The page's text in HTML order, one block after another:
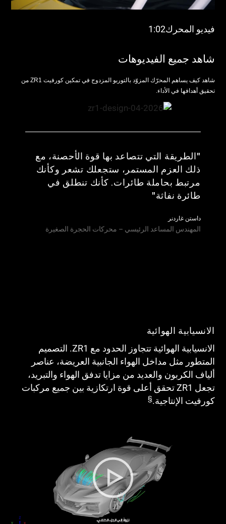
فيديو المحرك1:02
شاهد جميع الفيديوهات
شاهد كيف يساهم المحرّك المزوّد بالتوربو المزدوج في تمكين كورفيت ZR1 من
تحقيق أهدافها في الأداء.
"الطريقة التي تتصاعد بها قوة الأحصنة، مع
ذلك العزم المستمر، ستجعلك تشعر وكأنك
مرتبط بحاملة طائرات. كأنك تنطلق في
طائرة نفاثة"
داستن غاردنر
المهندس المساعد الرئيسي – محركات الحجرة الصغيرة
الانسيابية الهوائية
الانسيابية الهوائية تتجاوز الحدود مع ZR1. التصميم
المتطور مثل مداخل الهواء الجانبية العريضة، عناصر
ألياف الكربون والعديد من مزايا تدفق الهواء والتبريد،
تجعل ZR1 تحقق أعلى قوة ارتكازية بين جميع مركبات
كورفيت الإنتاجية.§